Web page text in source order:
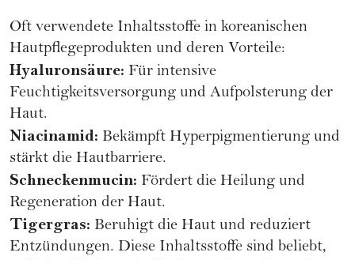
Oft verwendete Inhaltsstoffe in koreanischen
Hautpflegeprodukten und deren Vorteile:
Hyaluronsäure: Für intensive
Feuchtigkeitsversorgung und Aufpolsterung der
Haut.
Niacinamid: Bekämpft Hyperpigmentierung und
stärkt die Hautbarriere.
Schneckenmucin: Fördert die Heilung und
Regeneration der Haut.
Tigergras: Beruhigt die Haut und reduziert
Entzündungen. Diese Inhaltsstoffe sind beliebt,